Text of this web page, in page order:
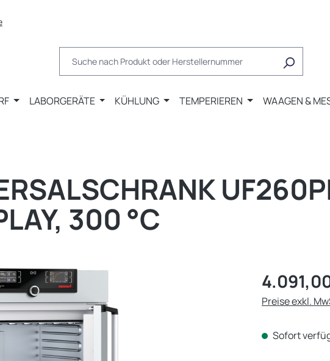
LABORGERÄTE KÜHLUNG TEMPERIEREN WAAGEN &
300 °C
Regulärer
Preise exkl.
Sofort